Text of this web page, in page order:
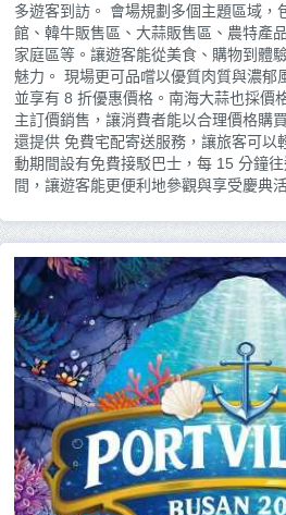
多遊客到訪。 會場規劃多個主題區域，
館、韓牛販售區、大蒜販售區、農特產
家庭區等。讓遊客能從美食、購物到體
魅力。 現場更可品嚐以優質肉質與濃郁
並享有 8 折優惠價格。南海大蒜也採價
主訂價銷售，讓消費者能以合理價格購
還提供 免費宅配寄送服務，讓旅客可以
動期間設有免費接駁巴士，每 15 分鐘
間，讓遊客能更便利地參觀與享受慶典